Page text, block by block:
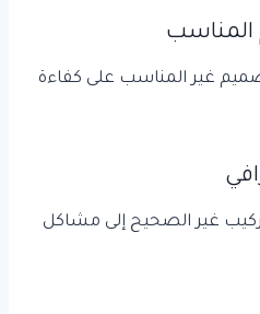
المناسب
غير المناسب على كفاءة
غير الصحيح إلى مشاكل